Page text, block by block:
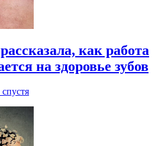
как работа
на здоровье зубов
спустя